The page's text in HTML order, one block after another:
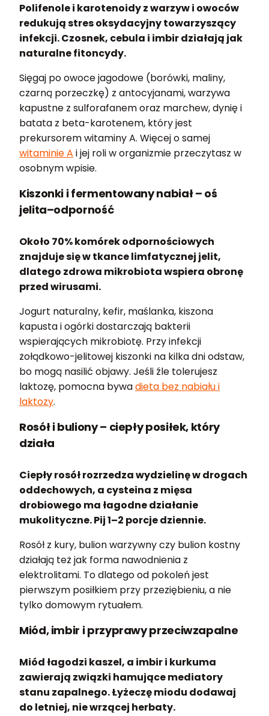
Polifenole i karotenoidy z warzyw i owoców
redukują stres oksydacyjny towarzyszący
infekcji. Czosnek, cebula i imbir działają jak
naturalne fitoncydy.
Sięgaj po owoce jagodowe (borówki, maliny,
czarną porzeczkę) z antocyjanami, warzywa
kapustne z sulforafanem oraz marchew, dynię i
batata z beta-karotenem, który jest
prekursorem witaminy A. Więcej o samej
witaminie A i jej roli w organizmie przeczytasz w
osobnym wpisie.
Kiszonki i fermentowany nabiał – oś
jelita–odporność
Około 70% komórek odpornościowych
znajduje się w tkance limfatycznej jelit,
dlatego zdrowa mikrobiota wspiera obronę
przed wirusami.
Jogurt naturalny, kefir, maślanka, kiszona
kapusta i ogórki dostarczają bakterii
wspierających mikrobiotę. Przy infekcji
żołądkowo-jelitowej kiszonki na kilka dni odstaw,
bo mogą nasilić objawy. Jeśli źle tolerujesz
laktozę, pomocna bywadieta bez nabiału i
laktozy.
Rosół i buliony – ciepły posiłek, który
działa
Ciepły rosół rozrzedza wydzielinę w drogach
oddechowych, a cysteina z mięsa
drobiowego ma łagodne działanie
mukolityczne. Pij 1–2 porcje dziennie.
Rosół z kury, bulion warzywny czy bulion kostny
działają też jak forma nawodnienia z
elektrolitami. To dlatego od pokoleń jest
pierwszym posiłkiem przy przeziębieniu, a nie
tylko domowym rytuałem.
Miód, imbir i przyprawy przeciwzapalne
Miód łagodzi kaszel, a imbir i kurkuma
zawierają związki hamujące mediatory
stanu zapalnego. Łyżeczę miodu dodawaj
do letniej, nie wrzącej herbaty.